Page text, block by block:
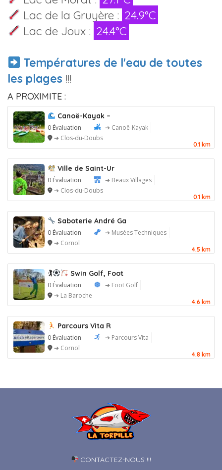
Lac de la Gruyère : 24.9°C
Lac de Joux : 24.4°C
Températures de l'eau de toutes
les plages !!!
A PROXIMITE :
Canoë-Kayak –
0 Évaluation
➔ Canoë-Kayak
➔ Clos-du-Doubs
0.1 km
Ville de Saint-Ur
0 Évaluation
➔ Beaux Villages
➔ Clos-du-Doubs
0.1 km
Saboterie André Ga
0 Évaluation
➔ Musées Techniques
➔ Cornol
4.5 km
🏌 Swin Golf, Foot
0 Évaluation
➔ Foot Golf
➔ La Baroche
4.6 km
Parcours Vita R
0 Évaluation
➔ Parcours Vita
➔ Cornol
4.8 km
CONTACTEZ-NOUS !!!